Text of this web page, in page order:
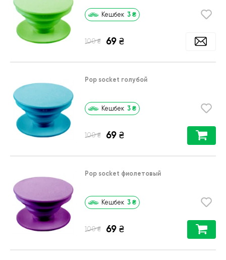
Кешбек 3 ₴
100 ₴ 69 ₴
Pop socket голубой
Кешбек 3 ₴
100 ₴ 69 ₴
Pop socket фиолетовый
Кешбек 3 ₴
100 ₴ 69 ₴